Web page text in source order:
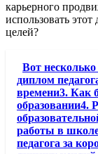
карьерного
использовать
целей?
Вот
диплом
времени3. Как
образовании4.
работы в
педагога за